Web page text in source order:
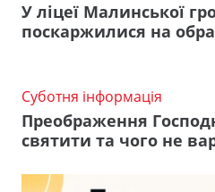
У ліцеї Малинської
поскаржилися на
Суботня інформація
Преображення
святити та чого не